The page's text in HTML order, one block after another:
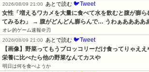
2026/08/09 21:00
あとで読む 🐦Tweet
女性「増えるワカメを大量に食べて水を飲むと腹が膨
てみるわ」 → 腹がどんどん膨らんで… うわぁああああ
オレ的ゲーム速報＠刃
2026/08/09 21:00
あとで読む 🐦Tweet
【画像】野菜ってもうブロッコリーだけ食ってりゃえ
栄養に比べたら他の野菜なんてカスや
明日は何を食べようか